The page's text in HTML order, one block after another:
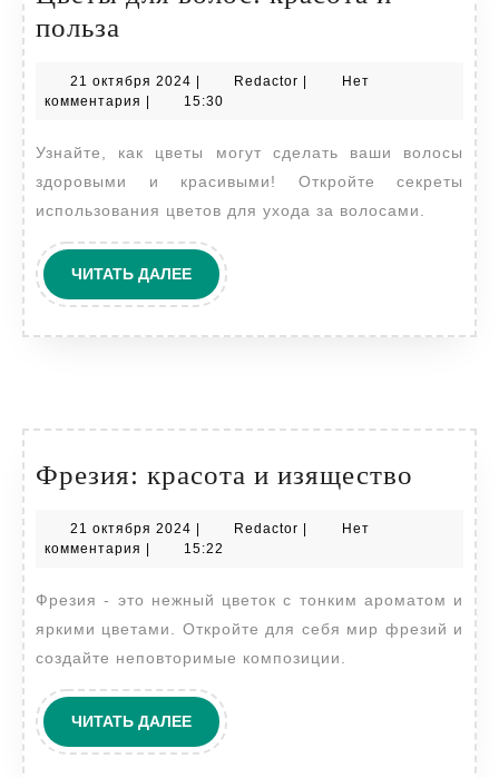
польза
волос:
и
польза
21 октября 2024 21
октября
Redactor Redactor
Нет
комментария
15:30
Узнайте, как цветы могут сделать ваши волосы
здоровыми и красивыми! Откройте секреты
использования цветов для ухода за волосами.
ЧИТАТЬ ДАЛЕЕЧИТАТЬ
ДАЛЕЕ
Фрезия: красота и изящество
21 октября 2024 21
октября
| Redactor Redactor
|
Нет
комментария | 15:22
Фрезия - это нежный цветок с тонким ароматом и
яркими цветами. Откройте для себя мир фрезий и
создайте неповторимые композиции.
ЧИТАТЬ ДАЛЕЕЧИТАТЬ
ДАЛЕЕ